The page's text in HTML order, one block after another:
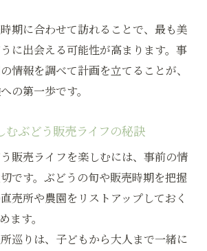
期に合わせて訪れることで、最も美
に出会える可能性が高まります。事
情報を調べて計画を立てることが、
の第一歩です。
むぶどう販売ライフの秘訣
販売ライフを楽しむには、事前の情
です。ぶどうの旬や販売時期を把握
売所や農園をリストアップしておく
ます。
巡りは、子どもから大人まで一緒に